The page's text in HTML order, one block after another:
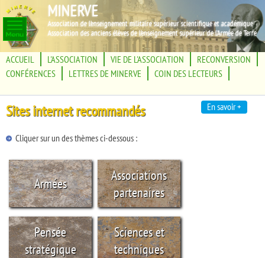
En savoir +
Association de l'enseignement militaire supérieur scientifique et académique
Association des anciens élèves de l'enseignement supérieur de l'Armée de Terre
MINERVE
ACCUEIL L'ASSOCIATION VIE DE L'ASSOCIATION
RECONVERSION
CONFÉRENCES
LETTRES DE MINERVE COIN DES LECTEURS
Sites internet recommandés
Cliquer sur un des thèmes ci-dessous :
Armées
Associations
partenaires
Pensée
stratégique
Sciences et
techniques